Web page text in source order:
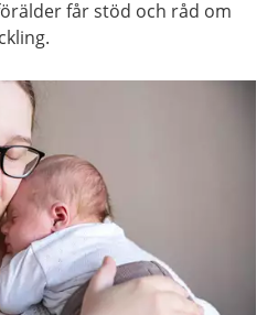
får stöd och råd om